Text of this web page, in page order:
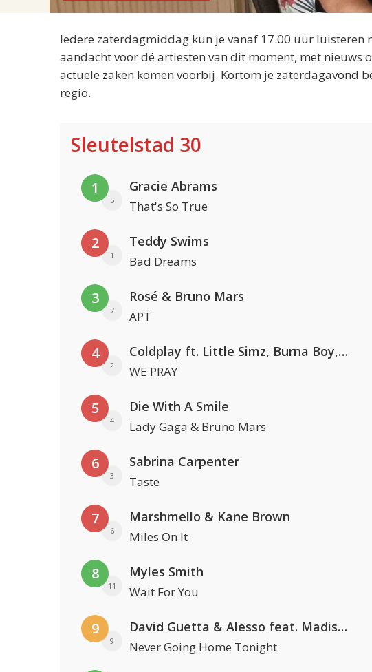
Iedere zaterdagmiddag kun je vanaf 17.00 uur
aandacht voor dé artiesten van dit moment, met nieuws
actuele zaken komen voorbij. Kortom je zaterdagavond
regio.
Sleutelstad 30
1
5
Gracie Abrams
That's So True
2
1
Teddy Swims
Bad Dreams
3
7
Rosé & Bruno Mars
APT
4
2
Coldplay ft. Little Simz, Burna Boy, Elyanna & Tini
WE PRAY
5
4
Die With A Smile
Lady Gaga & Bruno Mars
6
3
Sabrina Carpenter
Taste
7
6
Marshmello & Kane Brown
Miles On It
8
11
Myles Smith
Wait For You
9
9
David Guetta & Alesso feat. Madison Love
Never Going Home Tonight